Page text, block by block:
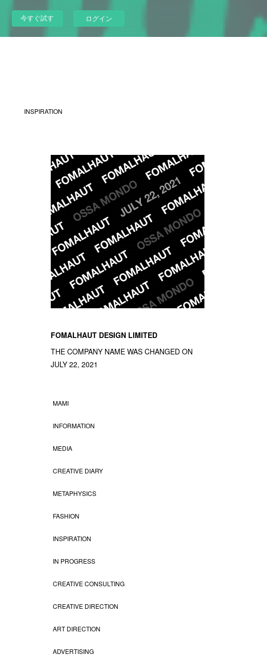
今すぐ試す ログイン
INSPIRATION
FOMALHAUT DESIGN LIMITED
THE COMPANY NAME WAS CHANGED ON
JULY 22, 2021
MAMI
INFORMATION
MEDIA
CREATIVE DIARY
METAPHYSICS
FASHION
INSPIRATION
IN PROGRESS
CREATIVE CONSULTING
CREATIVE DIRECTION
ART DIRECTION
ADVERTISING